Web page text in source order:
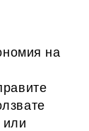
на
или